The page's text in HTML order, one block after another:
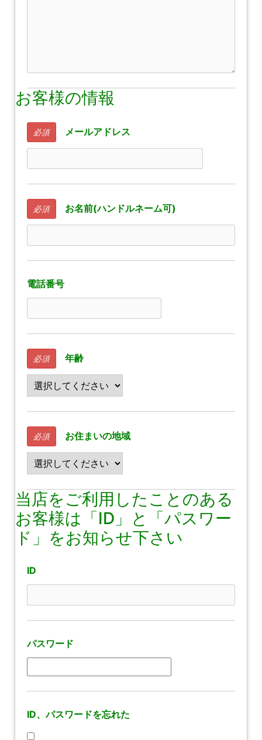
お客様の情報
必須 メールアドレス
必須 お名前(ハンドルネーム可)
電話番号
必須 年齢
必須 お住まいの地域
当店をご利用したことのある
お客様は「ID」と「パスワー
ド」をお知らせ下さい
ID
パスワード
ID、パスワードを忘れた